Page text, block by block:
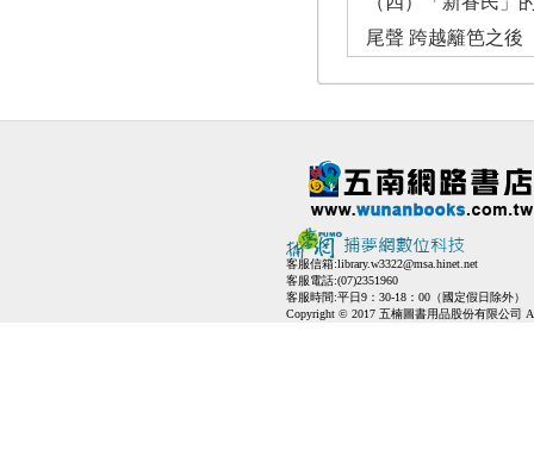
尾聲 跨越籬笆之後
客服信箱:library.w3322@msa.hinet.net
客服電話:(07)2351960
客服時間:平日9：30-18：00（國定假日除外）
Copyright © 2017 五楠圖書用品股份有限公司